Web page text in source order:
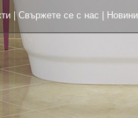
|Свържете се с нас Новини